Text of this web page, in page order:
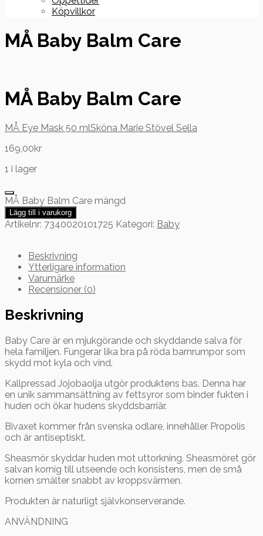
Köpvillkor
MÅ Baby Balm Care
MÅ Baby Balm Care
MÅ Eye Mask 50 mlSköna Marie Stövel Sella
169,00kr
1 i lager
MÅ Baby Balm Care mängd
Lägg till i varukorg
Artikelnr: 7340020101725 Kategori: Baby
Beskrivning
Ytterligare information
Varumärke
Recensioner (0)
Beskrivning
Baby Care är en mjukgörande och skyddande salva för
hela familjen. Fungerar lika bra på röda barnrumpor som
skydd mot kyla och vind.
Kallpressad Jojobaolja utgör produktens bas. Denna har
en unik sammansättning av fettsyror som binder fukten i
huden och ökar hudens skyddsbarriär.
Bivaxet kommer från svenska odlare, innehåller Propolis
och är antiseptiskt.
Sheasmör skyddar huden mot uttorkning. Sheasmöret gör
salvan kornig till utseende och konsistens, men de små
kornen smälter snabbt av kroppsvärmen.
Produkten är naturligt självkonserverande.
ANVÄNDNING